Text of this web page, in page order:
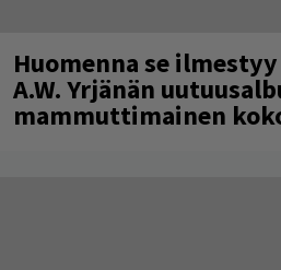
Huomenna se
A.W. Yrjänän
mammuttimainen